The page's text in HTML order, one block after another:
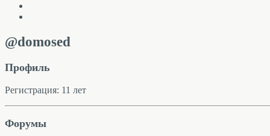
@domosed
Профиль
Регистрация: 11 лет
Форумы